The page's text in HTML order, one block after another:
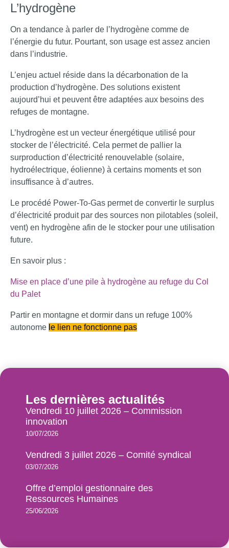
L’hydrogène
On a tendance à parler de l’hydrogène comme de
l’énergie du futur. Pourtant, son usage est assez ancien
dans l’industrie.
L’enjeu actuel réside dans la décarbonation de la
production d’hydrogène. Des solutions existent
aujourd’hui et peuvent être adaptées aux besoins des
refuges de montagne.
L’hydrogène est un vecteur énergétique utilisé pour
stocker de l’électricité. Cela permet de pallier la
surproduction d’électricité renouvelable (solaire,
hydroélectrique, éolienne) à certains moments et son
insuffisance à d’autres.
Le procédé Power-To-Gas permet de convertir le surplus
d’électricité produit par des sources non pilotables (soleil,
vent) en hydrogène afin de le stocker pour une utilisation
future.
En savoir plus :
Mise en place d’une pile à hydrogène au refuge du Col
du Palet
Partir en montagne et dormir dans un refuge 100%
autonome le lien ne fonctionne pas
Les dernières actualités
Vendredi 10 juillet 2026 – Commission
innovation
10/07/2026
Vendredi 3 juillet 2026 – Comité syndical
03/07/2026
Offre d’emploi gestionnaire des
Ressources Humaines
25/06/2026